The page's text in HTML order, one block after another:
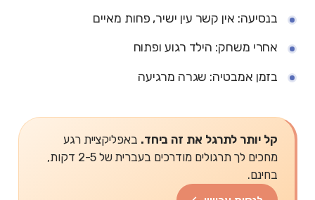
בנסיעה: אין קשר עין ישיר, פחות מאיים
אחרי משחק: הילד רגוע ופתוח
בזמן אמבטיה: שגרה מרגיעה
קל יותר לתרגל את זה ביחד. באפליקציית רגע
מחכים לך תרגולים מודרכים בעברית של 2-5 דקות,
בחינם.